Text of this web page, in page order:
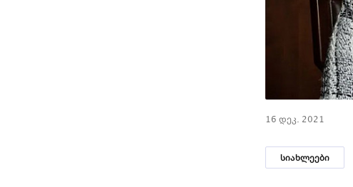
16 დეკ. 2021
სიახლეები